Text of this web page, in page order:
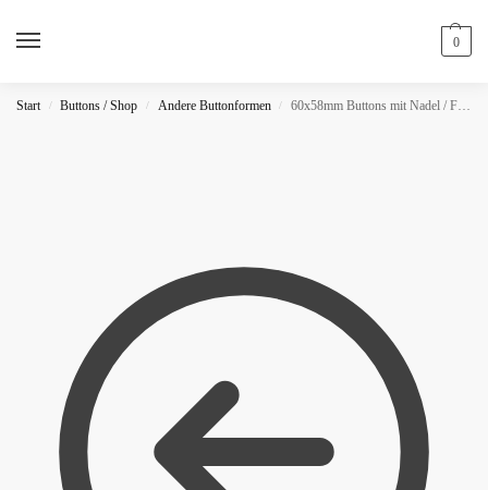
0
Start / Buttons / Shop / Andere Buttonformen / 60x58mm Buttons mit Nadel / Fünfeckig